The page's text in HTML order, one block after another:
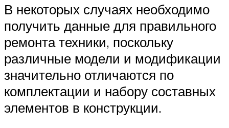
В некоторых случаях необходимо
получить данные для правильного
ремонта техники, поскольку
различные модели и модификации
значительно отличаются по
комплектации и набору составных
элементов в конструкции.